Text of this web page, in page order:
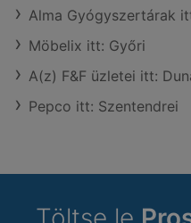
Alma Gyógyszertárak
Möbelix itt: Győri
A(z) F&F üzletei itt:
Pepco itt: Szentendrei